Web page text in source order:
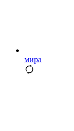
мира